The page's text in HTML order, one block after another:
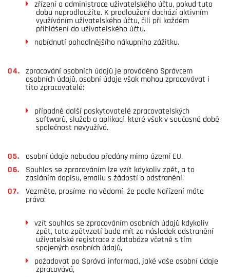
zřízení a administrace uživatelského účtu, pokud tuto
dobu neprodloužíte. K prodloužení dochází aktivním
využíváním uživatelského účtu, čili při každém
přihlášení do uživatelského účtu.
nabídnutí pohodlnějšího nákupního zážitku.
zpracování osobních údajů je prováděno Správcem
osobních údajů, osobní údaje však mohou zpracovávat i
tito zpracovatelé:
případně další poskytovatelé zpracovatelských
softwarů, služeb a aplikací, které však v současné době
společnost nevyužívá.
osobní údaje nebudou předány mimo území EU.
Souhlas se zpracováním lze vzít kdykoliv zpět, a to
zasláním dopisu, emailu s žádostí o odstranění.
Vezměte, prosíme, na vědomí, že podle Nařízení máte
právo:
vzít souhlas se zpracováním osobních údajů kdykoliv
zpět, toto zpětvzetí bude mít za následek odstranění
uživatelské registrace z databáze včetně s tím
spojených osobních údajů,
požadovat po Správci informaci, jaké vaše osobní údaje
zpracovává,